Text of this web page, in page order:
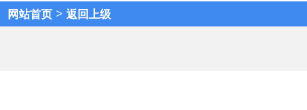
网站首页 > 返回上级